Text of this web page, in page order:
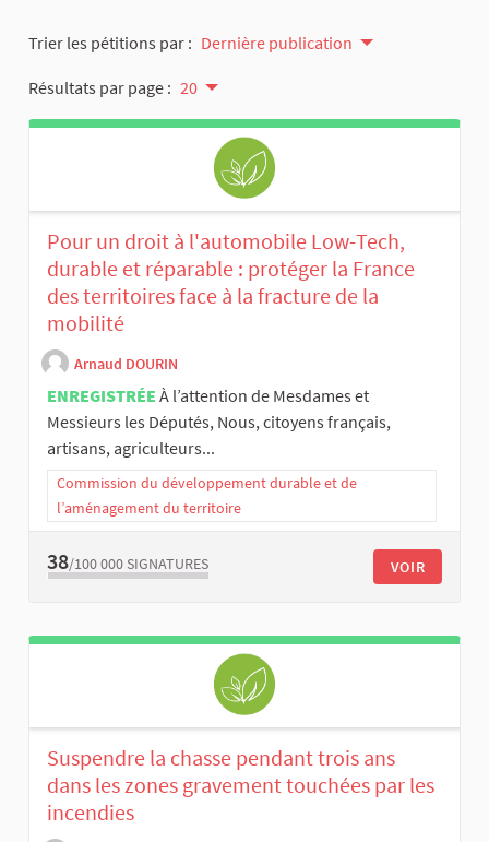
Trier les pétitions par : Dernière publication
Résultats par page : 20
Pour un droit à l'automobile Low-Tech,
durable et réparable : protéger la France
des territoires face à la fracture de la
mobilité
Arnaud DOURIN
ENREGISTRÉE À l’attention de Mesdames et
Messieurs les Députés, Nous, citoyens français,
artisans, agriculteurs...
Commission du développement durable et de
l’aménagement du territoire
38/100 000 SIGNATURES VOIR
Suspendre la chasse pendant trois ans
dans les zones gravement touchées par les
incendies